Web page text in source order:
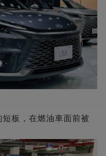
板，在燃油車面前被